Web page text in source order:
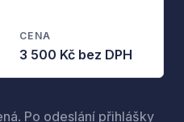
CENA
3 500 Kč bez DPH
Po odeslání přihlášky